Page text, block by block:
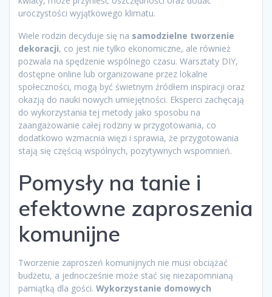
uroczystości wyjątkowego klimatu.
Wiele rodzin decyduje się na samodzielne tworzenie
dekoracji, co jest nie tylko ekonomiczne, ale również
pozwala na spędzenie wspólnego czasu. Warsztaty DIY,
dostępne online lub organizowane przez lokalne
społeczności, mogą być świetnym źródłem inspiracji oraz
okazją do nauki nowych umiejętności. Eksperci zachęcają
do wykorzystania tej metody jako sposobu na
zaangażowanie całej rodziny w przygotowania, co
dodatkowo wzmacnia więzi i sprawia, że przygotowania
stają się częścią wspólnych, pozytywnych wspomnień.
Pomysły na tanie i
efektowne zaproszenia
komunijne
Tworzenie zaproszeń komunijnych nie musi obciążać
budżetu, a jednocześnie może stać się niezapomnianą
pamiątką dla gości. Wykorzystanie domowych